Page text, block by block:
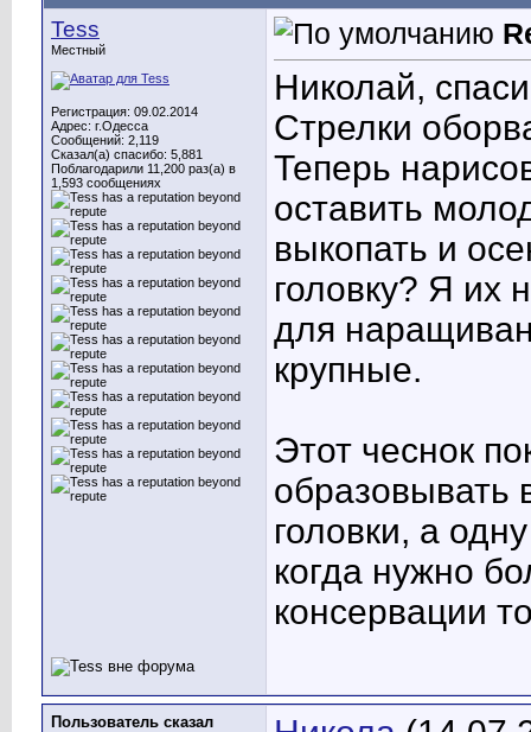
Tess
Местный
Регистрация: 09.02.2014
Адрес: г.Одесса
Сообщений: 2,119
Сказал(а) спасибо: 5,881
Поблагодарили 11,200 раз(а) в
1,593 сообщениях
Николай,
Стрелки
Теперь
оставить
выкопать и
головку? Я их
для
крупные.
Этот чеснок
образовывать
головки, а
когда нужно
консервации
Пользователь сказал